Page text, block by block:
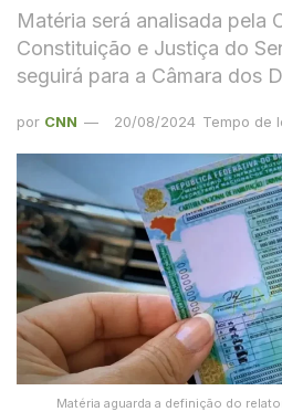
Matéria será analisada pela
Constituição e Justiça do
seguirá para a Câmara dos
por CNN 20/08/2024 Tempo de
Matéria aguarda a definição do